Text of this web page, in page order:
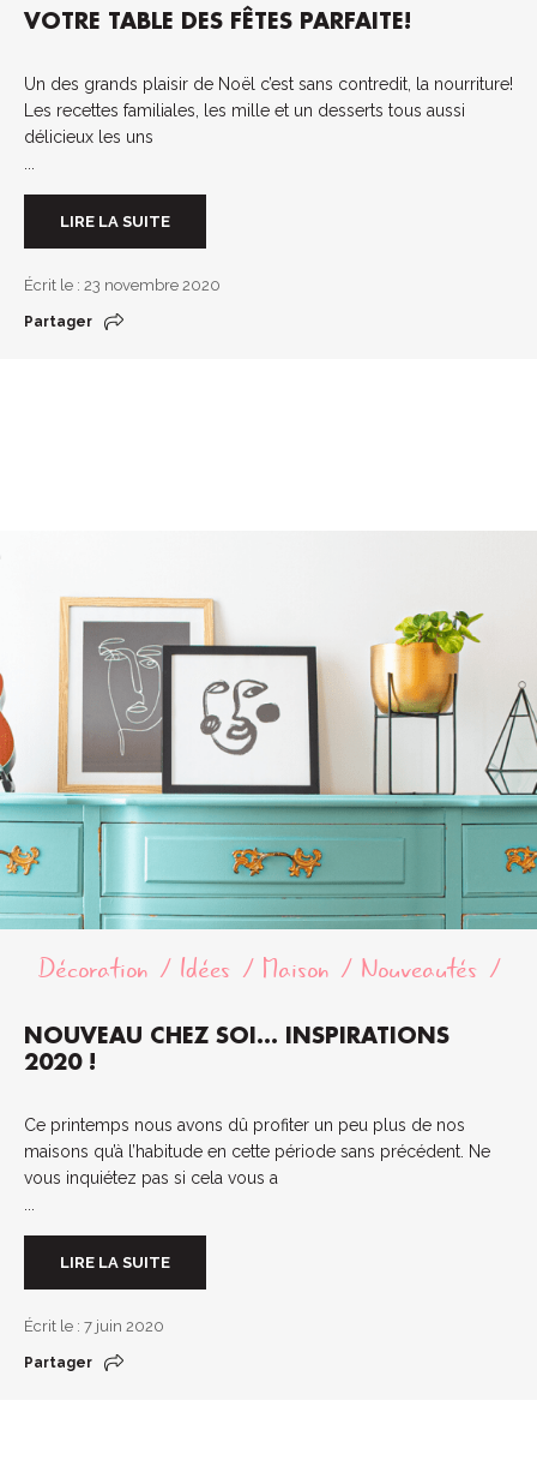
VOTRE TABLE DES FÊTES PARFAITE!
Un des grands plaisir de Noël c’est sans contredit, la nourriture!
Les recettes familiales, les mille et un desserts tous aussi
délicieux les uns
LIRE LA SUITE
Écrit le : 23 novembre 2020
Partager
Décoration Idées Maison Nouveautés
NOUVEAU CHEZ SOI… INSPIRATIONS
2020 !
Ce printemps nous avons dû profiter un peu plus de nos
maisons qu’à l’habitude en cette période sans précédent. Ne
vous inquiétez pas si cela vous a
LIRE LA SUITE
Écrit le : 7 juin 2020
Partager